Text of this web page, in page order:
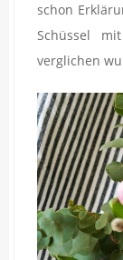
schon
Schüssel
verglichen